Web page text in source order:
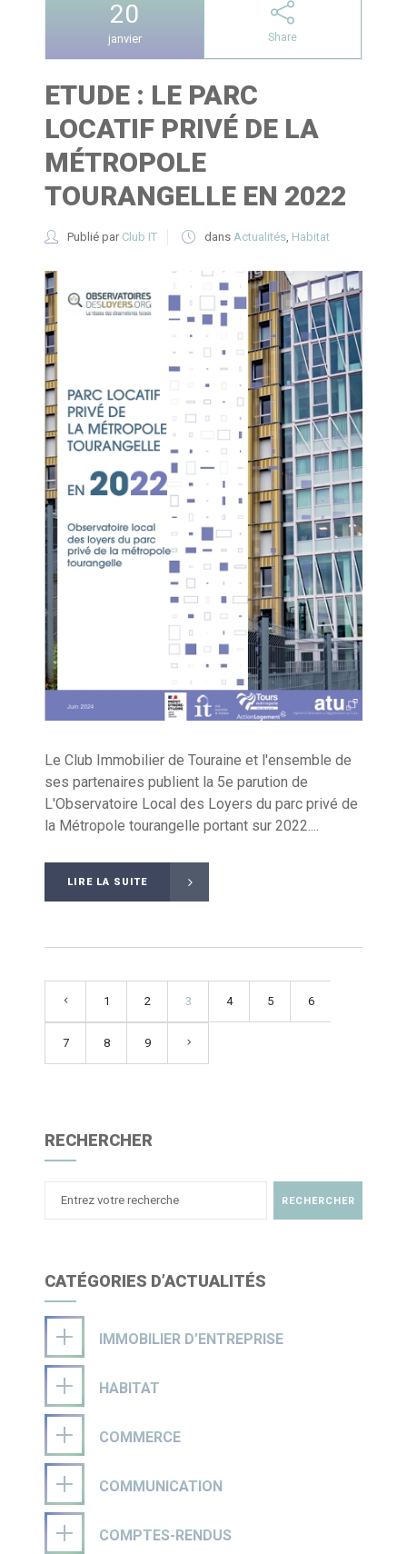
20
janvier Share
ETUDE : LE PARC
LOCATIF PRIVÉ DE LA
MÉTROPOLE
TOURANGELLE EN 2022
Publié par Club IT dans Actualités, Habitat
Le Club Immobilier de Touraine et l'ensemble de
ses partenaires publient la 5e parution de
L'Observatoire Local des Loyers du parc privé de
la Métropole tourangelle portant sur 2022....
LIRE LA SUITE
1 2 3 4 5 6
7 8 9
RECHERCHER
CATÉGORIES D’ACTUALITÉS
IMMOBILIER D’ENTREPRISE
HABITAT
COMMERCE
COMMUNICATION
COMPTES-RENDUS